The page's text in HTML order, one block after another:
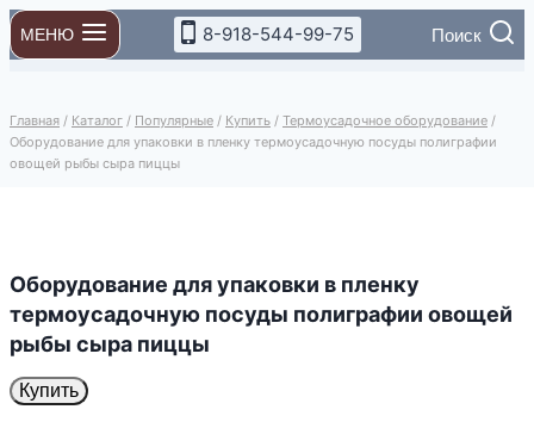
Перейти
к
содержимому
МЕНЮ 8-918-544-99-75 Поиск
Главная / Каталог / Популярные / Купить / Термоусадочное оборудование /
Оборудование для упаковки в пленку термоусадочную посуды полиграфии
овощей рыбы сыра пиццы
Оборудование для упаковки в пленку
термоусадочную посуды полиграфии овощей
рыбы сыра пиццы
Купить